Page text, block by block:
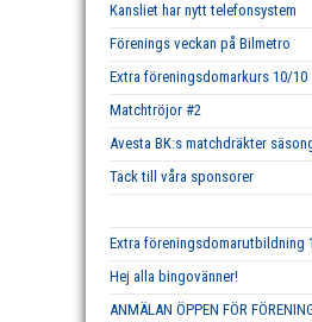
Kansliet har nytt telefonsystem
Förenings veckan på Bilmetro
Extra föreningsdomarkurs 10/10
Matchtröjor #2
Avesta BK:s matchdräkter
Tack till våra sponsorer
Extra föreningsdomarutbildning
Hej alla bingovänner!
ANMÄLAN ÖPPEN FÖR